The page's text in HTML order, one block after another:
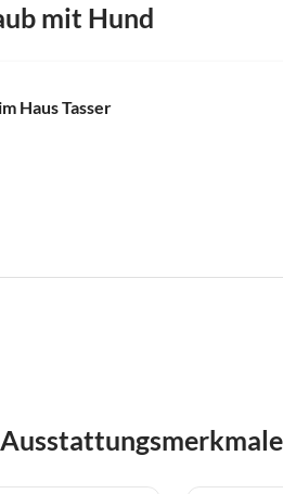
mit Hund
Haus Tasser